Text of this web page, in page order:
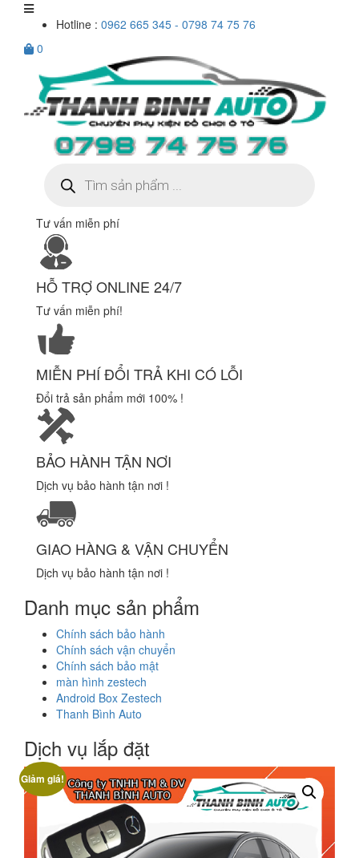
Hotline : 0962 665 345 - 0798 74 75 76
0
kiếm
sản
Tư vấn miễn phí
HỖ TRỢ ONLINE 24/7
Tư vấn miễn phí!
MIỄN PHÍ ĐỔI TRẢ KHI CÓ LỖI
Đổi trả sản phẩm mới 100% !
BẢO HÀNH TẬN NƠI
Dịch vụ bảo hành tận nơi !
GIAO HÀNG & VẬN CHUYỂN
Dịch vụ bảo hành tận nơi !
Danh mục sản phẩm
Chính sách bảo hành
Chính sách vận chuyển
Chính sách bảo mật
màn hình zestech
Android Box Zestech
Thanh Bình Auto
Dịch vụ lắp đặt
Giảm giá!